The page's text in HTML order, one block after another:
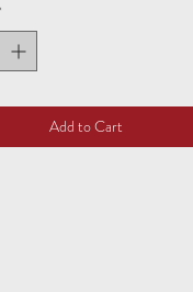
Add to Cart